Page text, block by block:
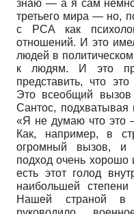
знаю — а я сам
третьего мира — но,
с РСА как
отношений. И это
людей в
к людям. И это
представить, что
Это всеобщий вызов
Сантос, подхватывая
«Я не думаю что это
Как, например, в
огромный вызов, и
подход очень хорошо
есть этот голод
наибольшей
Нашей страной в